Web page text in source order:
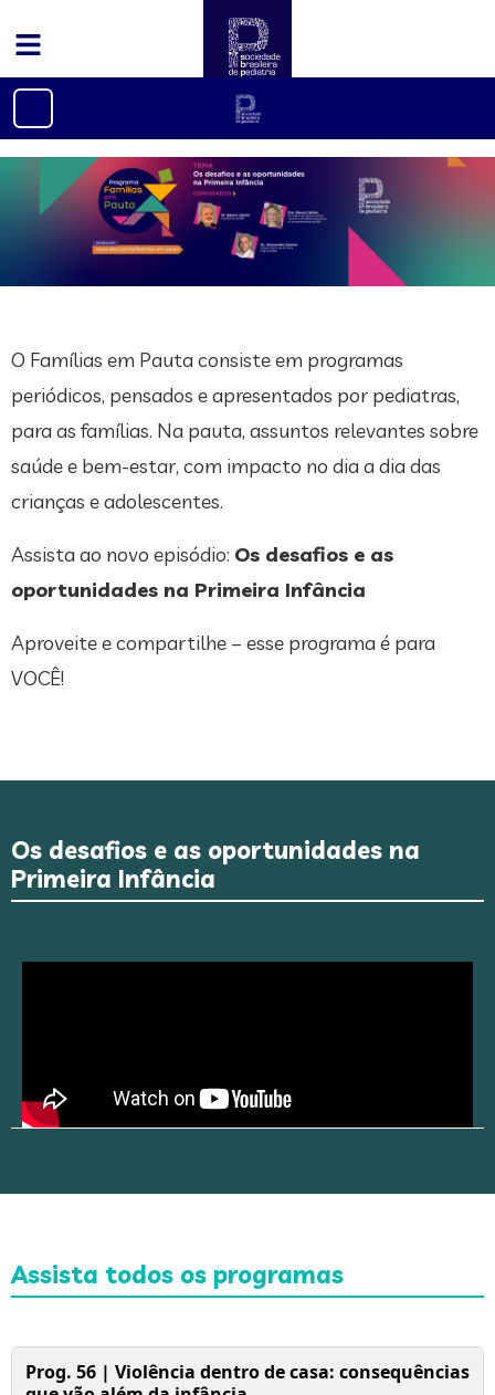
O Famílias em Pauta consiste em programas
periódicos, pensados e apresentados por pediatras,
para as famílias. Na pauta, assuntos relevantes sobre
saúde e bem-estar, com impacto no dia a dia das
crianças e adolescentes.
Assista ao novo episódio: Os desafios e as
oportunidades na Primeira Infância
Aproveite e compartilhe – esse programa é para
VOCÊ!
Os desafios e as oportunidades na
Primeira Infância
Assista todos os programas
Prog. 56 | Violência dentro de casa: consequências